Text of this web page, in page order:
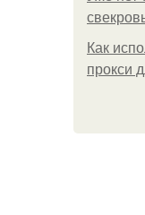
Как
прокси